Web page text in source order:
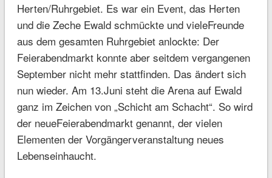
Herten/Ruhrgebiet. Es war ein Event, das Herten
und die Zeche Ewald schmückte und vieleFreunde
aus dem gesamten Ruhrgebiet anlockte: Der
Feierabendmarkt konnte aber seitdem vergangenen
September nicht mehr stattfinden. Das ändert sich
nun wieder. Am 13.Juni steht die Arena auf Ewald
ganz im Zeichen von „Schicht am Schacht“. So wird
der neueFeierabendmarkt genannt, der vielen
Elementen der Vorgängerveranstaltung neues
Lebenseinhaucht.